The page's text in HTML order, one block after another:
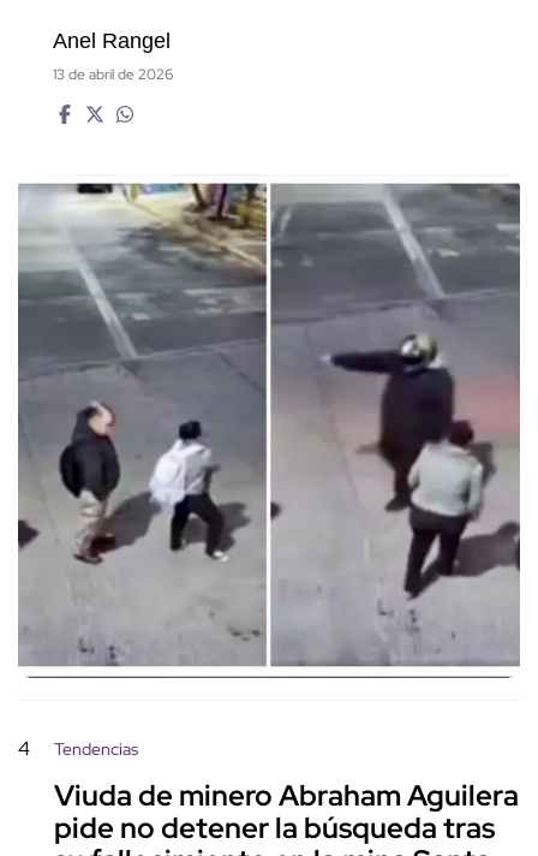
Anel Rangel
13 de abril de 2026
4 Tendencias
Viuda de minero Abraham Aguilera
pide no detener la búsqueda tras